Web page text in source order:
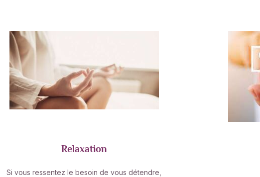
Relaxation
Si vous ressentez le besoin de vous détendre,